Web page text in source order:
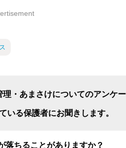
理・あまさけについてのアンケ
いる保護者にお聞きします。
落ちることがありますか？